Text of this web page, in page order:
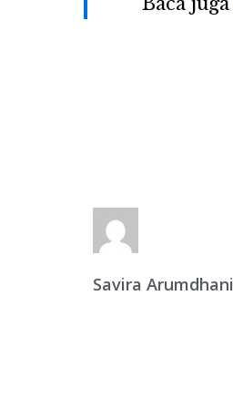
Savira Arumdhani